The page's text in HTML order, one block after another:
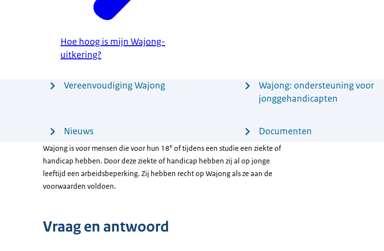
Hoe hoog is mijn Wajong-
uitkering?
Vereenvoudiging Wajong
Wajong: ondersteuning voor
jonggehandicapten
Nieuws Documenten
Wajong is voor mensen die voor hun 18e of tijdens een studie een ziekte of
handicap hebben. Door deze ziekte of handicap hebben zij al op jonge
leeftijd een arbeidsbeperking. Zij hebben recht op Wajong als ze aan de
voorwaarden voldoen.
Vraag en antwoord